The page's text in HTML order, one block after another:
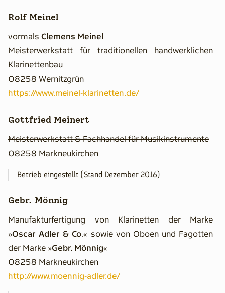
Rolf Meinel
vormals Clemens Meinel
Meisterwerkstatt für traditionellen handwerklichen
Klarinettenbau
08258 Wernitzgrün
https://www.meinel-klarinetten.de/
Gottfried Meinert
Meisterwerkstatt & Fachhandel für Musikinstrumente
08258 Markneukirchen
Betrieb eingestellt (Stand Dezember 2016)
Gebr. Mönnig
Manufakturfertigung von Klarinetten der Marke
»Oscar Adler & Co.« sowie von Oboen und Fagotten
der Marke »Gebr. Mönnig«
08258 Markneukirchen
http://www.moennig-adler.de/